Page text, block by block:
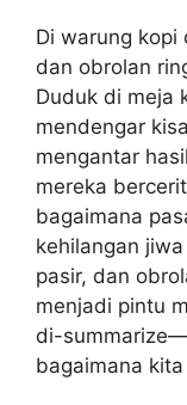
Di warung kopi
dan obrolan
Duduk di meja
mendengar
mengantar
mereka
bagaimana
kehilangan
pasir, dan
menjadi pintu
di-
bagaimana